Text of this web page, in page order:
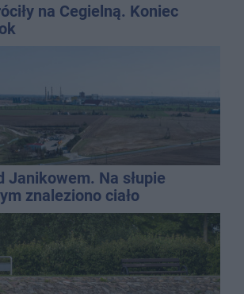
na Cegielną. Koniec
Janikowem. Na słupie
znaleziono ciało